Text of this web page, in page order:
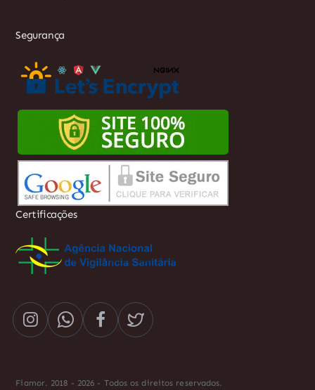
Segurança
Certificações
Fiamor. 2018 - 2026 - Todos os direitos reservados.